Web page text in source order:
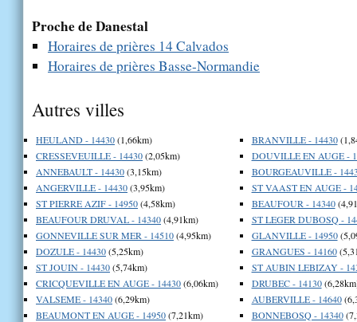
Proche de Danestal
Horaires de prières 14 Calvados
Horaires de prières Basse-Normandie
Autres villes
HEULAND - 14430(1,66km)
CRESSEVEUILLE - 14430(2,05km)
ANNEBAULT - 14430(3,15km)
ANGERVILLE - 14430(3,95km)
ST PIERRE AZIF - 14950(4,58km)
BEAUFOUR DRUVAL - 14340(4,91km)
GONNEVILLE SUR MER - 14510(4,95km)
DOZULE - 14430(5,25km)
ST JOUIN - 14430(5,74km)
CRICQUEVILLE EN AUGE - 14430(6,06km)
VALSEME - 14340(6,29km)
BEAUMONT EN AUGE - 14950(7,21km)
BRANVILLE - 14430
DOUVILLE EN AUGE -
BOURGEAUVILLE -
ST VAAST EN AUGE -
BEAUFOUR - 14340
ST LEGER DUBOSQ -
GLANVILLE - 14950
GRANGUES - 14160
ST AUBIN LEBIZAY -
DRUBEC - 14130
AUBERVILLE - 14640
BONNEBOSQ - 14340